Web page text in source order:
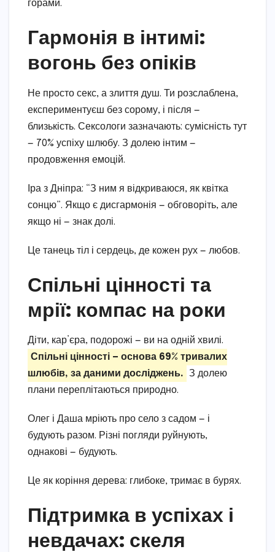
горами.
Гармонія в інтимі:
вогонь без опіків
Не просто секс, а злиття душ. Ти розслаблена,
експериментуєш без сорому, і після —
близькість. Сексологи зазначають: сумісність тут
— 70% успіху шлюбу. З долею інтим —
продовження емоцій.
Іра з Дніпра: “З ним я відкриваюся, як квітка
сонцю”. Якщо є дисгармонія — обговоріть, але
якщо ні — знак долі.
Це танець тіл і сердець, де кожен рух — любов.
Спільні цінності та
мрії: компас на роки
Діти, кар’єра, подорожі — ви на одній хвилі.
Спільні цінності — основа 69% тривалих
шлюбів, за даними досліджень. З долею
плани переплітаються природно.
Олег і Даша мріють про село з садом — і
будують разом. Різні погляди руйнують,
однакові — будують.
Це як коріння дерева: глибоке, тримає в бурях.
Підтримка в успіхах і
невдачах: скеля